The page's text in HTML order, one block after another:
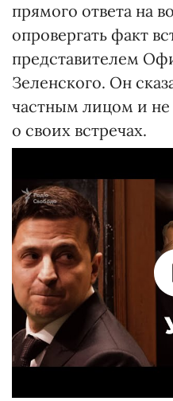
прямого ответа на
опровергать факт
представителем
Зеленского. Он
частным лицом и не
о своих встречах.